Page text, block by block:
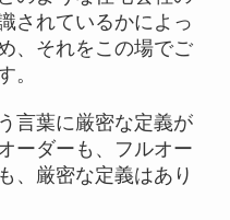
されているかによっ
、それをこの場でご
。
言葉に厳密な定義が
ーダーも、フルオー
、厳密な定義はあり